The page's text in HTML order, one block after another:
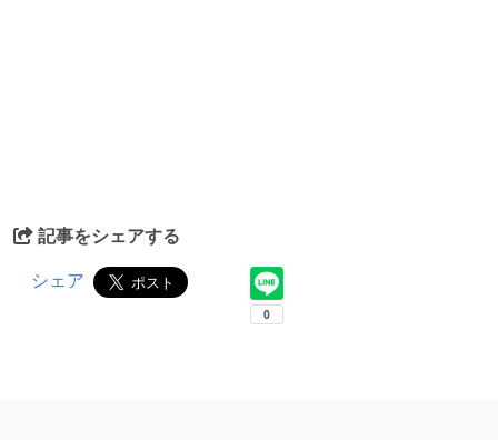
記事をシェアする
シェア